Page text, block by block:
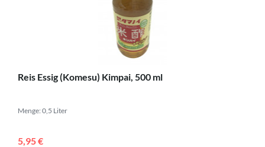
Reis Essig (Komesu) Kimpai, 500 ml
Menge: 0,5 Liter
5,95 €